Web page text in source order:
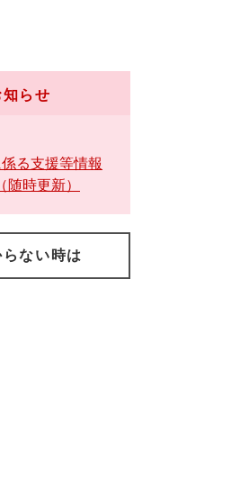
らせ
る支援等情報
時更新）
ない時は